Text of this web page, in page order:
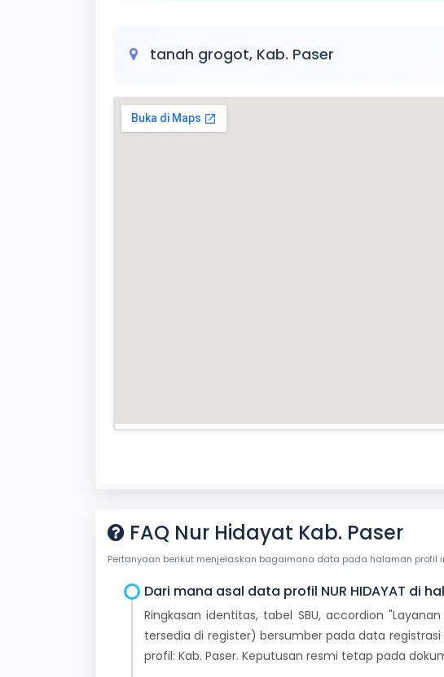
tanah grogot, Kab. Paser
FAQ Nur Hidayat Kab. Paser
Pertanyaan berikut menjelaskan bagaimana data pada halaman
Dari mana asal data profil NUR HIDAYAT di
Ringkasan identitas, tabel SBU, accordion
tersedia di register) bersumber pada data
profil: Kab. Paser. Keputusan resmi tetap pada